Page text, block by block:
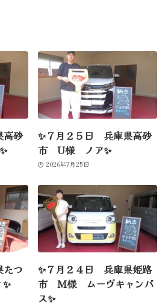
砂
✨７月２５日 兵庫県高砂
市 U様 ノア✨
2026年7月25日
つ
✨７月２４日 兵庫県姫路
市 M様 ムーヴキャンバ
ス✨